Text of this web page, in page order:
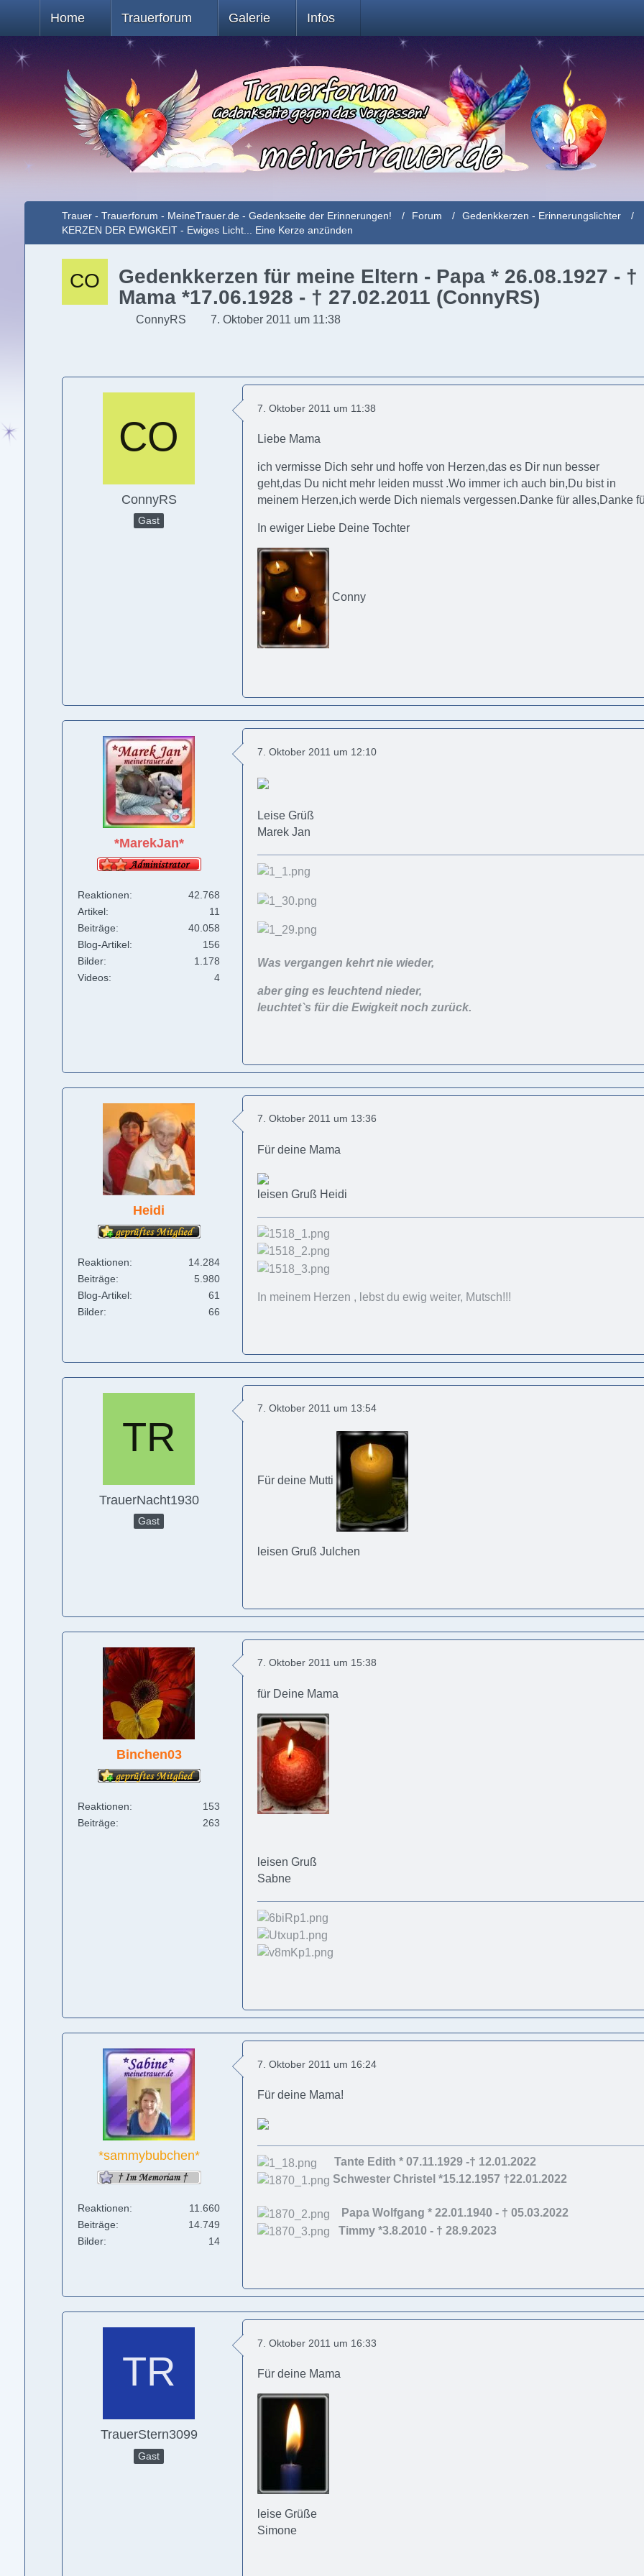
Home Trauerforum Galerie Infos
Trauer - Trauerforum - MeineTrauer.de - Gedenkseite der Erinnerungen! Forum
Gedenkkerzen - Erinnerungslichter
KERZEN DER EWIGKEIT - Ewiges Licht... Eine Kerze anzünden
Gedenkkerzen für meine Eltern - Papa * 26.08.1927 - †
Mama *17.06.1928 - † 27.02.2011 (ConnyRS)
ConnyRS 7. Oktober 2011 um 11:38
ConnyRS
Gast
7. Oktober 2011 um 11:38
Liebe Mama
ich vermisse Dich sehr und hoffe von Herzen,das es Dir nun besser
geht,das Du nicht mehr leiden musst .Wo immer ich auch bin,Du bist in
meinem Herzen,ich werde Dich niemals vergessen.Danke für alles,Danke
In ewiger Liebe Deine Tochter
Conny
*MarekJan*
Reaktionen
42.768
Artikel
11
Beiträge
40.058
Blog-Artikel
156
Bilder
1.178
Videos
4
7. Oktober 2011 um 12:10
Leise Grüß
Marek Jan
Was vergangen kehrt nie wieder,
aber ging es leuchtend nieder,
leuchtet`s für die Ewigkeit noch zurück.
Heidi
Reaktionen
14.284
Beiträge
5.980
Blog-Artikel
61
Bilder
66
7. Oktober 2011 um 13:36
Für deine Mama
leisen Gruß Heidi
In meinem Herzen , lebst du ewig weiter, Mutsch!!!
TrauerNacht1930
Gast
7. Oktober 2011 um 13:54
Für deine Mutti
leisen Gruß Julchen
Binchen03
Reaktionen
153
Beiträge
263
7. Oktober 2011 um 15:38
für Deine Mama
leisen Gruß
Sabne
*sammybubchen*
Reaktionen
11.660
Beiträge
14.749
Bilder
14
7. Oktober 2011 um 16:24
Für deine Mama!
Tante Edith * 07.11.1929 -† 12.01.2022
Schwester Christel *15.12.1957 †22.01.2022
Papa Wolfgang * 22.01.1940 - † 05.03.2022
Timmy *3.8.2010 - † 28.9.2023
TrauerStern3099
Gast
7. Oktober 2011 um 16:33
Für deine Mama
leise Grüße
Simone